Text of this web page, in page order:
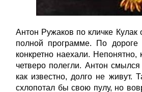
Антон Ружаков по кличке Кулак
полной программе. По
конкретно наехали.
четверо полегли. Антон
как известно, долго не
схлопотал бы свою пулу, но